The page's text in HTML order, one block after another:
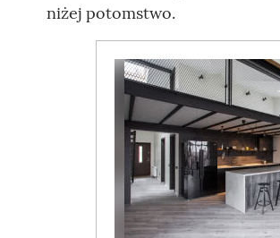
niżej potomstwo.